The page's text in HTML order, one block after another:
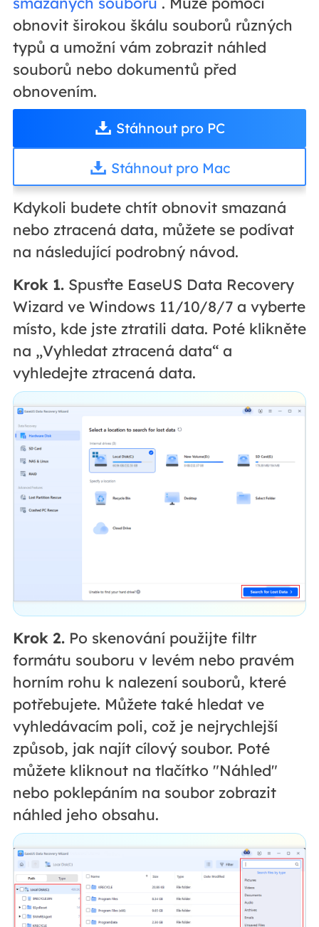
obnovit širokou škálu souborů různých
typů a umožní vám zobrazit náhled
souborů nebo dokumentů před
obnovením.
Stáhnout pro PC
Stáhnout pro Mac
Kdykoli budete chtít obnovit smazaná
nebo ztracená data, můžete se podívat
na následující podrobný návod.
Krok 1.Spusťte EaseUS Data Recovery
Wizard ve Windows 11/10/8/7 a vyberte
místo, kde jste ztratili data. Poté klikněte
na „Vyhledat ztracená data“ a
vyhledejte ztracená data.
Krok 2.Po skenování použijte filtr
formátu souboru v levém nebo pravém
horním rohu k nalezení souborů, které
potřebujete. Můžete také hledat ve
vyhledávacím poli, což je nejrychlejší
způsob, jak najít cílový soubor. Poté
můžete kliknout na tlačítko "Náhled"
nebo poklepáním na soubor zobrazit
náhled jeho obsahu.